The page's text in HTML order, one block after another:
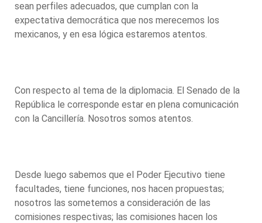
sean perfiles adecuados, que cumplan con la
expectativa democrática que nos merecemos los
mexicanos, y en esa lógica estaremos atentos.
Con respecto al tema de la diplomacia. El Senado de la
República le corresponde estar en plena comunicación
con la Cancillería. Nosotros somos atentos.
Desde luego sabemos que el Poder Ejecutivo tiene
facultades, tiene funciones, nos hacen propuestas;
nosotros las sometemos a consideración de las
comisiones respectivas; las comisiones hacen los